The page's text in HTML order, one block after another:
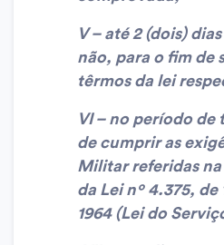
V – até 2 (dois)
não, para o fim de
têrmos da lei
VI – no período de
de cumprir as
Militar referidas na
da Lei nº 4.375, de
1964 (Lei do